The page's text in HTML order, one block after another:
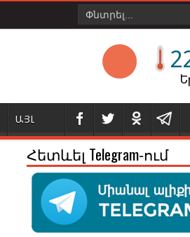
ԱՅԼ
Հետևել Telegram-ում